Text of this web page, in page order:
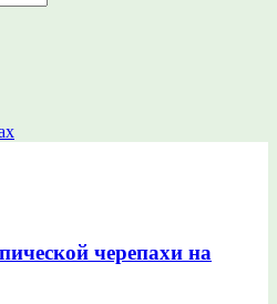
черепахи на